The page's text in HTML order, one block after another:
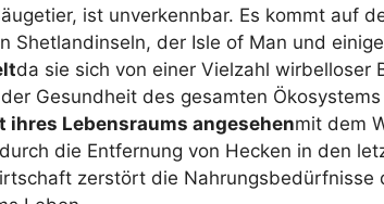
ist unverkennbar. Es kommt auf
Shetlandinseln, der Isle of Man und
da sie sich von einer Vielzahl wirbelloser
Gesundheit des gesamten Ökosystems
Lebensraums angesehenmit dem
die Entfernung von Hecken in den
zerstört die Nahrungsbedürfnisse